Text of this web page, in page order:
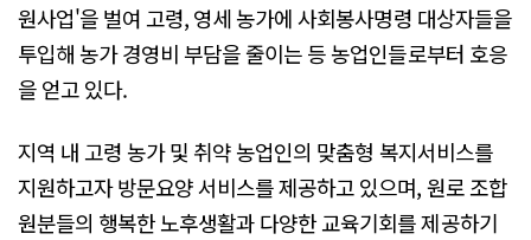
원사업'을 벌여 고령, 영세 농가에 사회봉사명령 대상자들을
투입해 농가 경영비 부담을 줄이는 등 농업인들로부터 호응
을 얻고 있다.
지역 내 고령 농가 및 취약 농업인의 맞춤형 복지서비스를
지원하고자 방문요양 서비스를 제공하고 있으며, 원로 조합
원분들의 행복한 노후생활과 다양한 교육기회를 제공하기